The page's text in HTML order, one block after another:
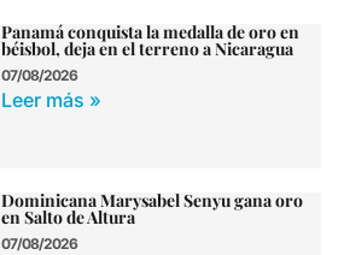
Panamá conquista la medalla de oro en
béisbol, deja en el terreno a Nicaragua
07/08/2026
Leer más »
Dominicana Marysabel Senyu gana oro
en Salto de Altura
07/08/2026